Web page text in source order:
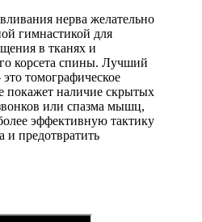
нерва желательно
гимнастикой для
в тканях и
корсета спины. Лучший
томографическое
покажет наличие скрытых
или спазма мышц,
эффективную тактику
и предотвратить